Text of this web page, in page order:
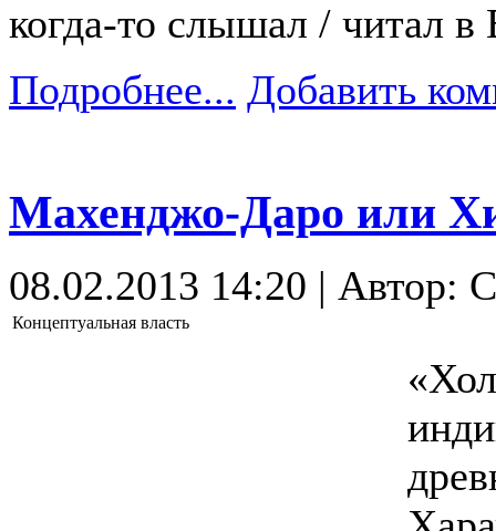
когда-то слышал / читал
Подробнее... Добавить
Махенджо-Даро или
08.02.2013 14:20 |
Концептуальная власть